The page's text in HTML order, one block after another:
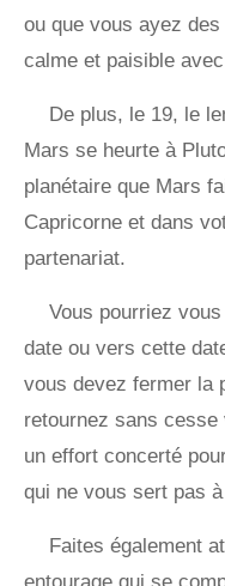
ou que vous ayez
calme et paisible
De plus, le 19, le
Mars se heurte à
planétaire que Mars
Capricorne et dans
partenariat.
Vous pourriez
date ou vers cette
vous devez fermer la
retournez sans
un effort concerté
qui ne vous sert pas
Faites également